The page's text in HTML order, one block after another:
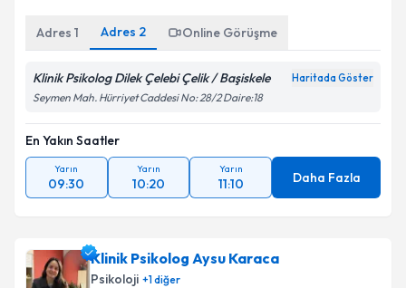
Adres 1 Adres 2 Online Görüşme
Klinik Psikolog Dilek Çelebi Çelik / Başiskele Haritada Göster
Seymen Mah. Hürriyet Caddesi No: 28/2 Daire:18
En Yakın Saatler
Yarın
09:30
Yarın
10:20
Yarın
11:10 Daha Fazla
Klinik Psikolog Aysu Karaca
Psikoloji +1diğer